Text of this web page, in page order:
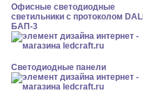
Офисные светодиодные
светильники с протоколом DALI
БАП-3
Cветодиодные панели